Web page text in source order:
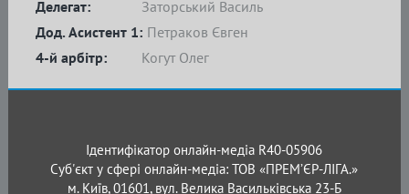
Дод. Асистент 1: Петраков Євген
4-й арбітр:
Когут Олег
Делегат: Заторський Василь
Ідентифікатор онлайн-медіа R40-05906
Суб'єкт у сфері онлайн-медіа: ТОВ «ПРЕМ’ЄР-ЛІГА.»
м. Київ, 01601, вул. Велика Васильківська 23-Б